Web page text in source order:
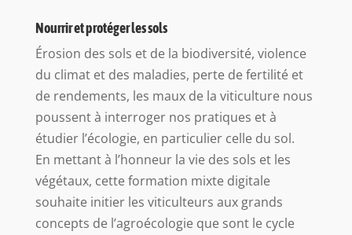
Nourrir et protéger les sols
Érosion des sols et de la biodiversité, violence
du climat et des maladies, perte de fertilité et
de rendements, les maux de la viticulture nous
poussent à interroger nos pratiques et à
étudier l’écologie, en particulier celle du sol.
En mettant à l’honneur la vie des sols et les
végétaux, cette formation mixte digitale
souhaite initier les viticulteurs aux grands
concepts de l’agroécologie que sont le cycle